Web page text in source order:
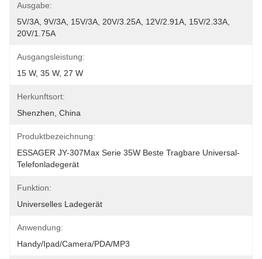
Ausgabe:
5V/3A, 9V/3A, 15V/3A, 20V/3.25A, 12V/2.91A, 15V/2.33A,
20V/1.75A
Ausgangsleistung:
15 W, 35 W, 27 W
Herkunftsort:
Shenzhen, China
Produktbezeichnung:
ESSAGER JY-307Max Serie 35W Beste Tragbare Universal-
Telefonladegerät
Funktion:
Universelles Ladegerät
Anwendung:
Handy/Ipad/Camera/PDA/MP3